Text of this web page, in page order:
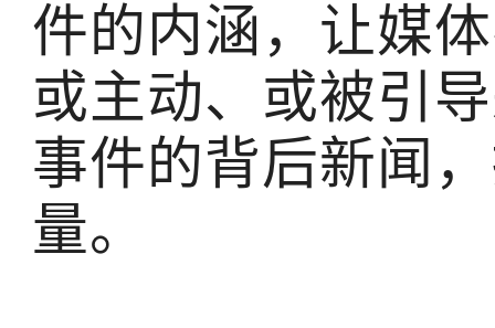
件的内涵，让媒
或主动、或被引
事件的背后新闻
量。